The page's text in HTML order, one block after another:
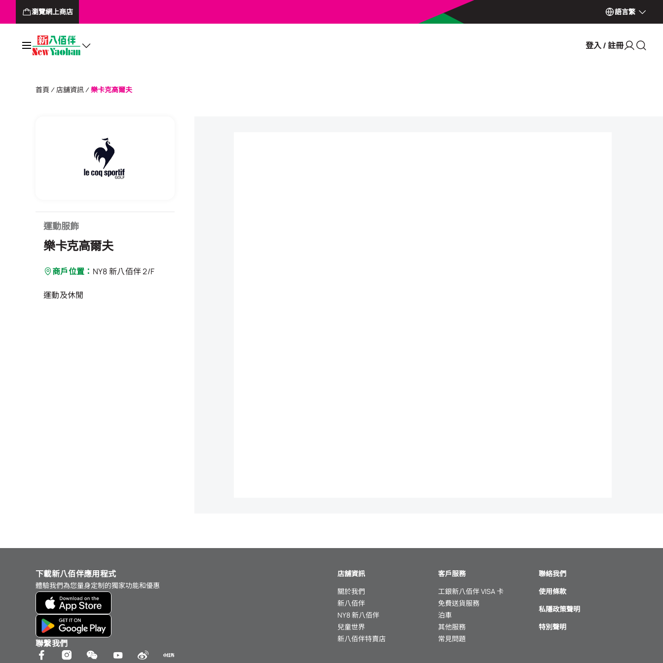
瀏覽網上商店 語言繁
登入 / 註冊
首頁 店舖資訊 樂卡克高爾夫
運動服飾
樂卡克高爾夫
商戶位置： NY8 新八佰伴 2/F
運動及休閒
下載新八佰伴應用程式
體驗我們為您量身定制的獨家功能和優惠
聯繫我們
店舖資訊
關於我們
新八佰伴
NY8 新八佰伴
兒童世界
新八佰伴特賣店
客戶服務
工銀新八佰伴 VISA 卡
免費送貨服務
泊車
其他服務
常見問題
聯絡我們
使用條款
私隱政策聲明
特別聲明